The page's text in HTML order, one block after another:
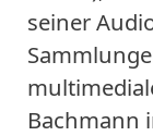
seiner
Bachmann